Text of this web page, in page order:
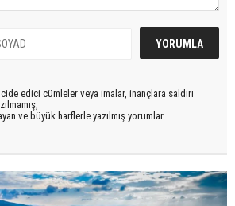
edici cümleler veya imalar, inançlara saldırı
ve büyük harflerle yazılmış yorumlar